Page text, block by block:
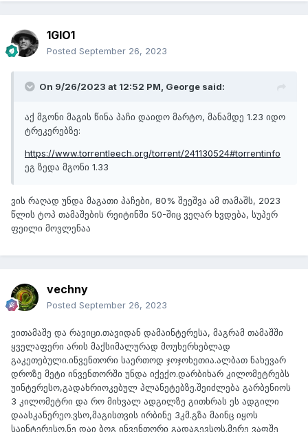
1GIO1
Posted September 26, 2023
On 9/26/2023 at 12:52 PM, George said:
აქ მგონი მაგის წინა პაჩი დაიდო მარტო, მანამდე 1.23 იდო
ტრეკერებზე:
https://www.torrentleech.org/torrent/241130524#torrentinfo
ეგ ზედა მგონი 1.33
ვის რაღად უნდა მაგათი პაჩები, 80% შეეშვა ამ თამაშს, 2023
წლის ტოპ თამაშების რეიტინში 50-შიც ვეღარ ხვდება, სუპერ
ფეილი მოვლენაა
vechny
Posted September 26, 2023
ვითამაშე და რავიცი.თავიდან დამაინტერესა, მაგრამ თამაშში
ყველაფერი არის მაქსიმალურად მოუხერხებლად
გაკეთებული.ინვენთორი საერთოდ ჯოჯოხეთია.ალბათ ნახევარ
დროზე მეტი ინვენთორში უნდა იქექო.დარბიხარ კილომეტრებს
უინტერესო,გადახრიოკებულ პლანეტებზე.შეიძლება გარბენიოს
3 კილომეტრი და რო მიხვალ ადგილზე გითხრას ეს ადგილი
დაასკანერეო.ვსო,მაგისთვის ირბინე 3კმ.გზა მაინც იყოს
საინტერესო.ნე დაი ბოგ ინვენთორი გადაგევსოს.მერე ვაფშე